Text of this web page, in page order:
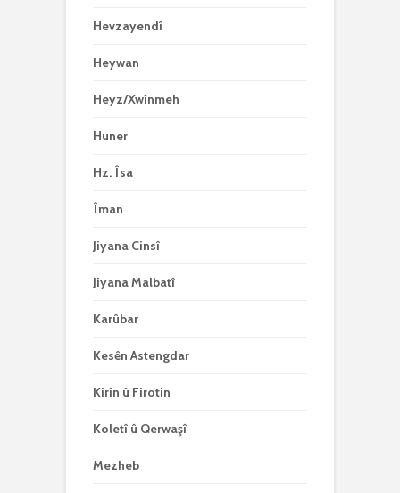
Hevzayendî
Heywan
Heyz/Xwînmeh
Huner
Hz. Îsa
Îman
Jiyana Cinsî
Jiyana Malbatî
Karûbar
Kesên Astengdar
Kirîn û Firotin
Koletî û Qerwaşî
Mezheb